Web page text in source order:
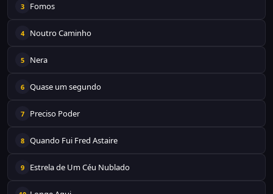
3 Fomos
4 Noutro Caminho
5 Nera
6 Quase um segundo
7 Preciso Poder
8 Quando Fui Fred Astaire
9 Estrela de Um Céu Nublado